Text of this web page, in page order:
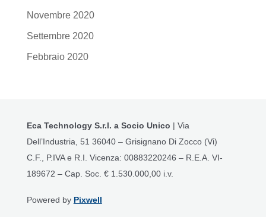
Novembre 2020
Settembre 2020
Febbraio 2020
Eca Technology S.r.l. a Socio Unico | Via
Dell’Industria, 51 36040 – Grisignano Di Zocco (Vi)
C.F., P.IVA e R.I. Vicenza: 00883220246 – R.E.A. VI-
189672 – Cap. Soc. € 1.530.000,00 i.v.
Powered by Pixwell